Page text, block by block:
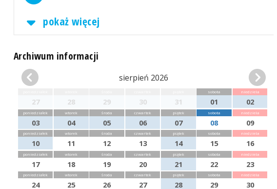
pokaż więcej
Archiwum informacji
sierpień 2026
27 28 29 30 31
sobota
01
niedziela
02
poniedziałek
03
wtorek
04
środa
05
czwartek
06
piątek
07
sobota
08
niedziela
09
poniedziałek
10
wtorek
11
środa
12
czwartek
13
piątek
14
sobota
15
niedziela
16
poniedziałek
17
wtorek
18
środa
19
czwartek
20
piątek
21
sobota
22
niedziela
23
poniedziałek
24
wtorek
25
środa
26
czwartek
27
piątek
28
sobota
29
niedziela
30